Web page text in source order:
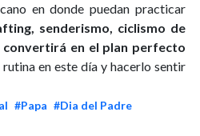
en donde puedan practicar
senderismo, ciclismo de
en el plan perfecto
en este día y hacerlo sentir
#Papa #Dia del Padre